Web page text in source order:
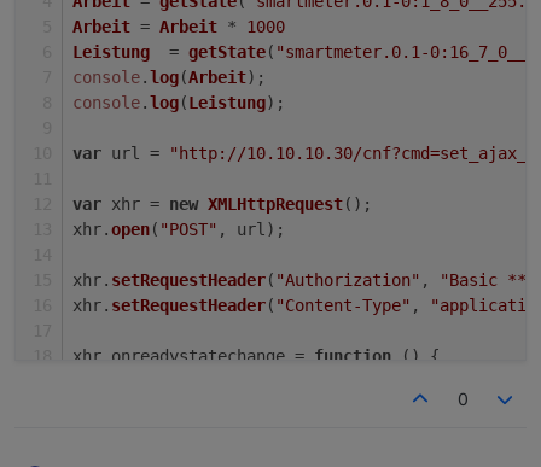
Arbeit = Arbeit * 1000
Leistung
  =
getState( "smartmeter.0.1-
console.log(Arbeit);
console.log(Leistung);
var url = "http://10.10.10.30/
var xhr = new XMLHttpRequest();
xhr.open( "POST" , url);
xhr. setRequestHeader( "Authorization" ,
"Basic
xhr. setRequestHeader( "Content-Type" ,
xhr. onreadystatechange = function ( ) {
0